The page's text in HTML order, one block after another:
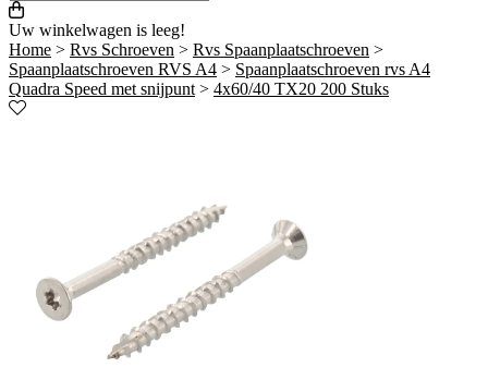
Uw winkelwagen is leeg!
Home > Rvs Schroeven > Rvs Spaanplaatschroeven >
Spaanplaatschroeven RVS A4 > Spaanplaatschroeven rvs A4
Quadra Speed met snijpunt > 4x60/40 TX20 200 Stuks